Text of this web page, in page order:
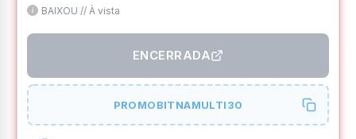
BAIXOU // À vista
ENCERRADA
PROMOBITNAMULTI30